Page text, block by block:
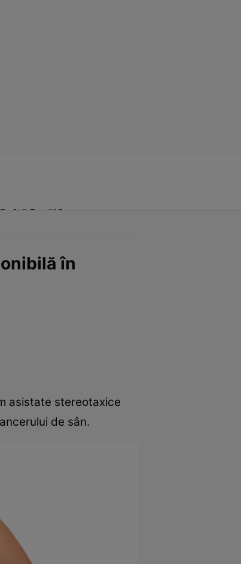
Bună!Contact
în
asistate stereotaxice
de sân.